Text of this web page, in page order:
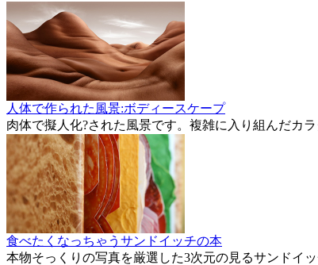
人体で作られた風景:ボディースケープ
肉体で擬人化?された風景です。複雑に入り組んだカ
食べたくなっちゃうサンドイッチの本
本物そっくりの写真を厳選した3次元の見るサンドイ